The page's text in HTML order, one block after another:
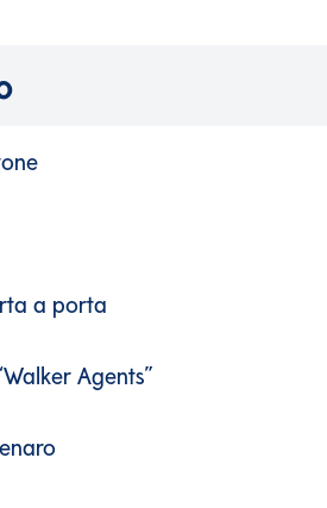
a porta
a porta
Agents”
Agents”